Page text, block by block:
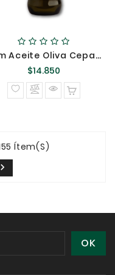
Zam Aceite Oliva Cepas Patagua 1 Litro @
$14.850
normal
Ítem(s)
